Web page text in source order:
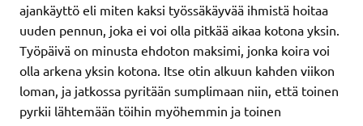
ajankäyttö eli miten kaksi työssäkäyvää ihmistä hoitaa
uuden pennun, joka ei voi olla pitkää aikaa kotona yksin.
Työpäivä on minusta ehdoton maksimi, jonka koira voi
olla arkena yksin kotona. Itse otin alkuun kahden viikon
loman, ja jatkossa pyritään sumplimaan niin, että toinen
pyrkii lähtemään töihin myöhemmin ja toinen